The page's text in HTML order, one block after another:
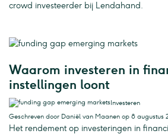
crowd investeerder bij Lendahand.
Waarom investeren in
instellingen loont
Investeren
Geschreven door Daniël van Maanen op 8 augustus
Het rendement op investeringen in